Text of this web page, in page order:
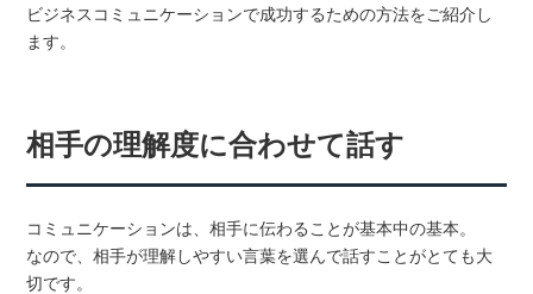
ビジネスコミュニケーションで成功するための方法をご紹介し
ます。
相手の理解度に合わせて話す
コミュニケーションは、相手に伝わることが基本中の基本。
なので、相手が理解しやすい言葉を選んで話すことがとても大
切です。